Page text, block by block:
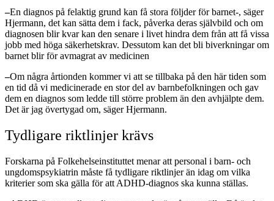
–En diagnos på felaktig grund kan få stora följder för barnet-, säger
Hjermann, det kan sätta dem i fack, påverka deras självbild och om
diagnosen blir kvar kan den senare i livet hindra dem från att få vissa
jobb med höga säkerhetskrav. Dessutom kan det bli biverkningar om
barnet blir för avmagrat av medicinen
–Om några årtionden kommer vi att se tillbaka på den här tiden som
en tid då vi medicinerade en stor del av barnbefolkningen och gav
dem en diagnos som ledde till större problem än den avhjälpte dem.
Det är jag övertygad om, säger Hjermann.
Tydligare riktlinjer krävs
Forskarna på Folkehelseinstituttet menar att personal i barn- och
ungdomspsykiatrin måste få tydligare riktlinjer än idag om vilka
kriterier som ska gälla för att ADHD-diagnos ska kunna ställas.